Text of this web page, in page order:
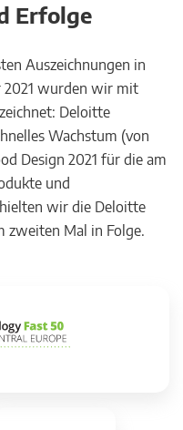
Erfolge
Auszeichnungen in
2021 wurden wir mit
Deloitte
Wachstum (von
Design 2021 für die am
und
wir die Deloitte
zweiten Mal in Folge.